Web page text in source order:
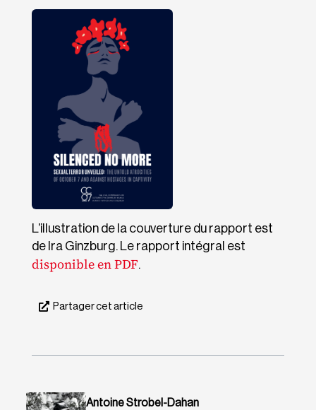
L’illustration de la couverture du rapport est
de Ira Ginzburg. Le rapport intégral est
disponible en PDF.
Partager cet article
Antoine Strobel-Dahan